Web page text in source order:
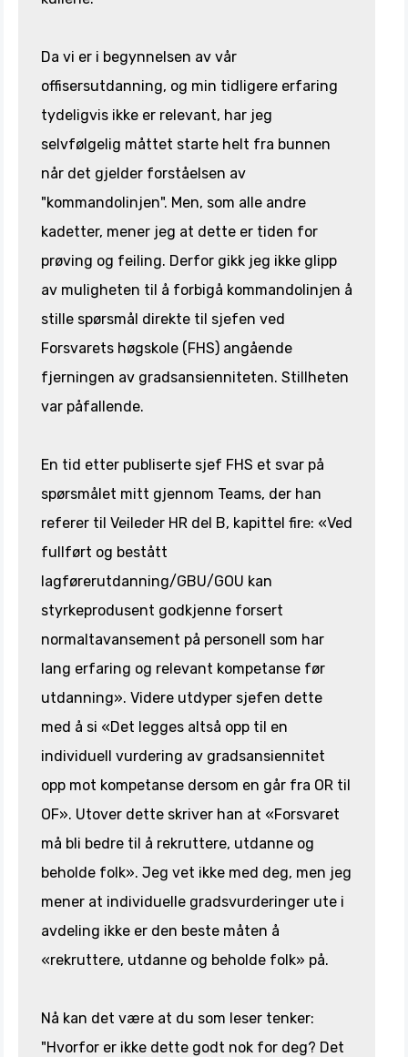
Da vi er i begynnelsen av vår
offisersutdanning, og min tidligere erfaring
tydeligvis ikke er relevant, har jeg
selvfølgelig måttet starte helt fra bunnen
når det gjelder forståelsen av
"kommandolinjen". Men, som alle andre
kadetter, mener jeg at dette er tiden for
prøving og feiling. Derfor gikk jeg ikke glipp
av muligheten til å forbigå kommandolinjen å
stille spørsmål direkte til sjefen ved
Forsvarets høgskole (FHS) angående
fjerningen av gradsansienniteten. Stillheten
var påfallende.
En tid etter publiserte sjef FHS et svar på
spørsmålet mitt gjennom Teams, der han
referer til Veileder HR del B, kapittel fire: «Ved
fullført og bestått
lagførerutdanning/GBU/GOU kan
styrkeprodusent godkjenne forsert
normaltavansement på personell som har
lang erfaring og relevant kompetanse før
utdanning». Videre utdyper sjefen dette
med å si «Det legges altså opp til en
individuell vurdering av gradsansiennitet
opp mot kompetanse dersom en går fra OR til
OF». Utover dette skriver han at «Forsvaret
må bli bedre til å rekruttere, utdanne og
beholde folk». Jeg vet ikke med deg, men jeg
mener at individuelle gradsvurderinger ute i
avdeling ikke er den beste måten å
«rekruttere, utdanne og beholde folk» på.
Nå kan det være at du som leser tenker:
"Hvorfor er ikke dette godt nok for deg? Det